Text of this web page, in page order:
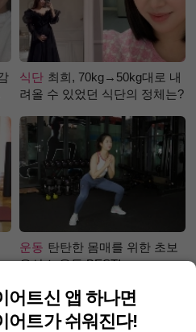
식단 최희, 70kg→50kg대로 내
려올 수 있었던 식단의 정체는?
운동 탄탄한 몸매를 위한 초보
유산소 운동 BEST!
어트신 앱 하나면
어트가 쉬워진다!